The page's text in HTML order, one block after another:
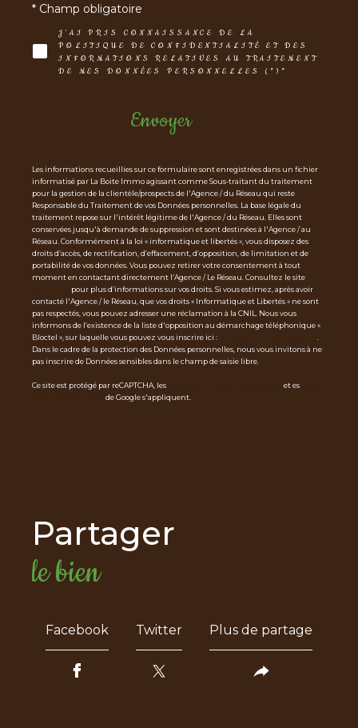
J'AI PRIS CONNAISSANCE DE LA
POLITIQUE DE CONFIDENTIALITÉ ET DES
INFORMATIONS RELATIVES AU TRAITEMENT
DE MES DONNÉES PERSONNELLES (*)*
* Champ obligatoire
Envoyer
Les informations recueillies sur ce formulaire sont enregistrées dans un fichier
informatisé par La Boite Immo agissant comme Sous-traitant du traitement
pour la gestion de la clientèle/prospects de l'Agence / du Réseau qui reste
Responsable du Traitement de vos Données personnelles. La base légale du
traitement repose sur l'intérêt légitime de l'Agence / du Réseau. Elles sont
conservées jusqu'à demande de suppression et sont destinées à l'Agence / au
Réseau. Conformément à la loi « informatique et libertés », vous disposez des
droits d’accès, de rectification, d’effacement, d’opposition, de limitation et de
portabilité de vos données. Vous pouvez retirer votre consentement à tout
moment en contactant directement l’Agence / Le Réseau. Consultez le site
pour plus d’informations sur vos droits. Si vous estimez, après avoir
contacté l'Agence / le Réseau, que vos droits « Informatique et Libertés » ne sont
pas respectés, vous pouvez adresser une réclamation à la CNIL. Nous vous
informons de l’existence de la liste d'opposition au démarchage téléphonique «
Bloctel », sur laquelle vous pouvez vous inscrire ici :
Dans le cadre de la protection des Données personnelles, nous vous invitons à ne
pas inscrire de Données sensibles dans le champ de saisie libre.
Ce site est protégé par reCAPTCHA, les et es
de Google s'appliquent.
partager
le bien
Facebook Twitter Plus de partage